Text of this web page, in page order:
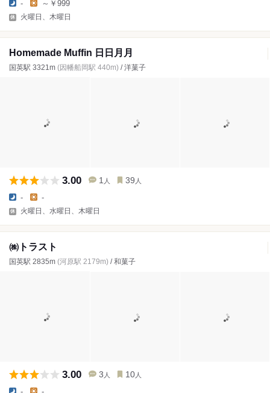
- ～￥999
火曜日、木曜日
Homemade Muffin 日日月月
国英駅 3321m (因幡船岡駅 440m) / 洋菓子
3.00 1 人 39 人
- -
火曜日、水曜日、木曜日
㈱トラスト
国英駅 2835m (河原駅 2179m) / 和菓子
3.00 3 人 10 人